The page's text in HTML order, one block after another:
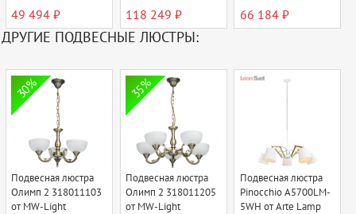
49 494 ₽ 118 249 ₽ 66 184 ₽
ДРУГИЕ ПОДВЕСНЫЕ ЛЮСТРЫ:
30%
Подвесная люстра
Олимп 2 318011103
от MW-Light
35%
Подвесная люстра
Олимп 2 318011205
от MW-Light
Подвесная люстра
Pinocchio A5700LM-
5WH от Arte Lamp